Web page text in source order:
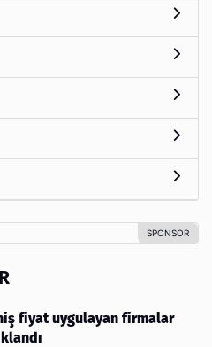
fiyat uygulayan firmalar